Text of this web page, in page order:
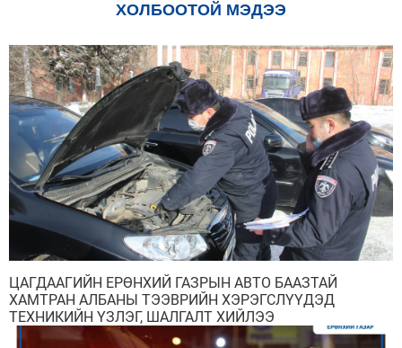
ХОЛБООТОЙ МЭДЭЭ
ЦАГДААГИЙН ЕРӨНХИЙ ГАЗРЫН АВТО БААЗТАЙ
ХАМТРАН АЛБАНЫ ТЭЭВРИЙН ХЭРЭГСЛҮҮДЭД
ТЕХНИКИЙН ҮЗЛЭГ, ШАЛГАЛТ ХИЙЛЭЭ